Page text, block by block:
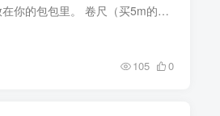
（一）工具到位，准备就绪 装修前，必须准备好的几样东西放在你的包包里。 卷尺（买5m的，不要3m的）、计算器、大板夹（夹单子、收据用）； 最好提早在工地准备好旧毛巾（柔棉的那种，贴完砖擦...
105 0